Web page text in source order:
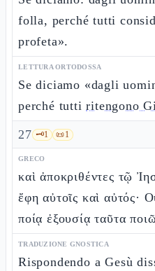
folla, perché tutti
profeta».
LETTURA ORTODOSSA
Se diciamo «dagli
perché tuttiritengono
27 🗝️1 📜1
GRECO
καὶ ἀποκριθέντες τῷ
ἔφη αὐτοῖς καὶ αὐτός·
ποίᾳ ἐξουσίᾳ ταῦτα
TRADUZIONE GNOSTICA
Rispondendo a Gesù